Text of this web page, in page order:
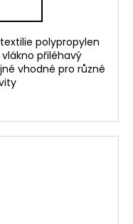
polypropylen
přiléhavý
vhodné pro různé